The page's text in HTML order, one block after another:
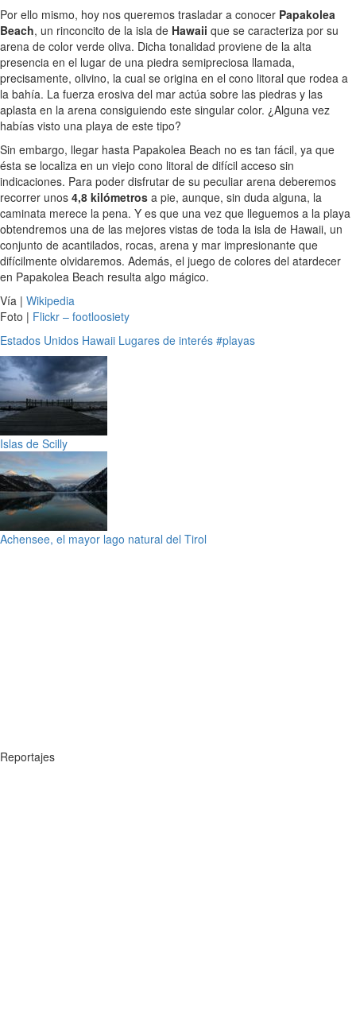
Por ello mismo, hoy nos queremos trasladar a conocer Papakolea
Beach, un rinconcito de la isla de Hawaii que se caracteriza por su
arena de color verde oliva. Dicha tonalidad proviene de la alta
presencia en el lugar de una piedra semipreciosa llamada,
precisamente, olivino, la cual se origina en el cono litoral que rodea a
la bahía. La fuerza erosiva del mar actúa sobre las piedras y las
aplasta en la arena consiguiendo este singular color. ¿Alguna vez
habías visto una playa de este tipo?
Sin embargo, llegar hasta Papakolea Beach no es tan fácil, ya que
ésta se localiza en un viejo cono litoral de difícil acceso sin
indicaciones. Para poder disfrutar de su peculiar arena deberemos
recorrer unos 4,8 kilómetros a pie, aunque, sin duda alguna, la
caminata merece la pena. Y es que una vez que lleguemos a la playa
obtendremos una de las mejores vistas de toda la isla de Hawaii, un
conjunto de acantilados, rocas, arena y mar impresionante que
difícilmente olvidaremos. Además, el juego de colores del atardecer
en Papakolea Beach resulta algo mágico.
Vía | Wikipedia
Foto | Flickr – footloosiety
Estados Unidos Hawaii Lugares de interés #playas
Islas de Scilly
Achensee, el mayor lago natural del Tirol
Reportajes